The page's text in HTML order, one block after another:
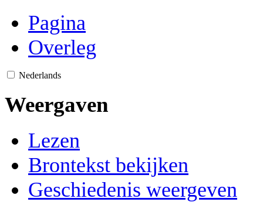
Pagina
Overleg
Nederlands
Weergaven
Lezen
Brontekst bekijken
Geschiedenis weergeven